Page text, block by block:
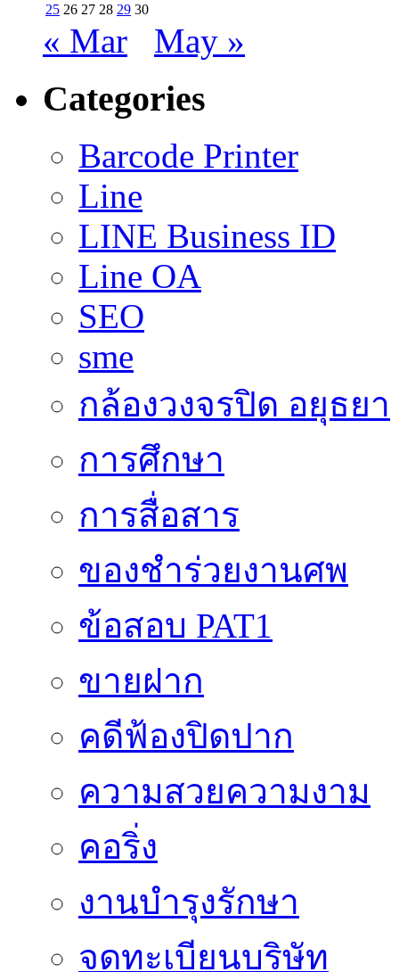
25 26 27 28 29 30
« Mar May »
Categories
Barcode Printer
Line
LINE Business ID
Line OA
SEO
sme
กล้องวงจรปิด อยุธยา
การศึกษา
การสื่อสาร
ของชำร่วยงานศพ
ข้อสอบ PAT1
ขายฝาก
คดีฟ้องปิดปาก
ความสวยความงาม
คอริ่ง
งานบำรุงรักษา
จดทะเบียนบริษัท